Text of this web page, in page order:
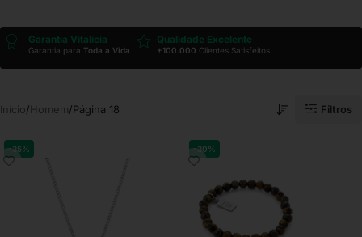
Garantia Vitalícia
Garantia para Toda a Vida
Qualidade Excelente
+100.000 Clientes Satisfeitos
Início Homem Página 18 Filtros
-35% -30%